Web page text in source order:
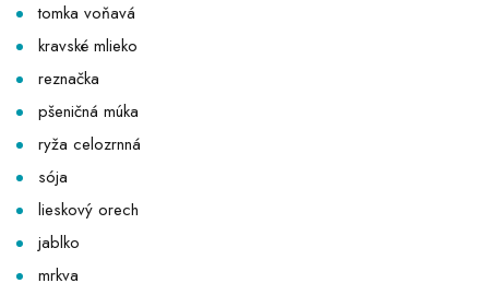
tomka voňavá
kravské mlieko
reznačka
pšeničná múka
ryža celozrnná
sója
lieskový orech
jablko
mrkva